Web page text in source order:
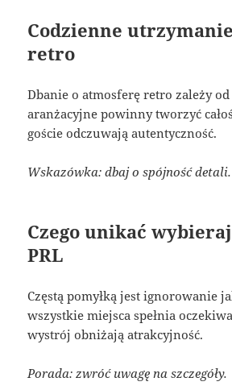
Codzienne
retro
Dbanie o atmosferę retro zależy
aranżacyjne powinny tworzyć
goście odczuwają autentyczność.
Wskazówka: dbaj o spójność detali.
Czego unikać
PRL
Częstą pomyłką jest ignorowanie
wszystkie miejsca spełnia
wystrój obniżają atrakcyjność.
Porada: zwróć uwagę na szczegóły.